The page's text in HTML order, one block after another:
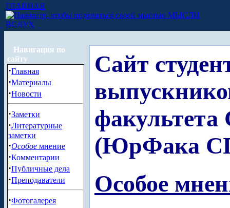
ГЛАВНАЯ
МЫСЛИ
ВСЛУХ
Навигация по
сайту
·Главная
·Материалы
·Новости
·Заметки
·Литературные
заметки
·Особое мнение
·Комментарии
·Публичные дела
·Преподаватели
·Фотогалерея
Сайт
(ЮрФака
Особое